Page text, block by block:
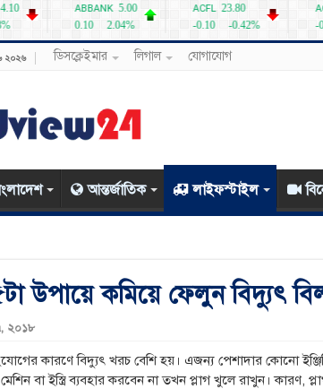
২০২৬ ডিসক্লেইমার লিগাল যোগাযোগ
আন্তর্জাতিক লাইফস্টাইল
উপায়ে কমিয়ে ফেলুন বিদ্যুৎ
২০১৮
কারণে বিদ্যুৎ খরচ বেশি হয়। এজন্য পেশাদার কোনো
বা ইস্ত্রি ব্যবহার করবেন না তখন প্লাগ খুলে রাখুন। কারণ,